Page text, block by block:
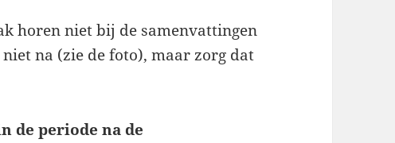
horen niet bij de samenvattingen
na (zie de foto), maar zorg dat
de periode na de